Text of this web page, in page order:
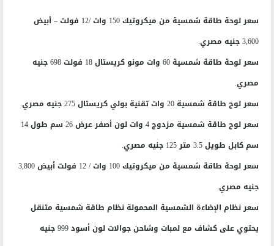
سعر لوحة طاقة شمسية من ميكروتيك 150 وات /12 فولت – أبيض
3,600 جنيه مصري.
سعر لوحة طاقة شمسية 60 وات مونو كريستال 18 فولت 698 جنيه
مصري.
سعر لوح طاقة شمسية 20 وات تقنية بولي كريستال 275 جنيه مصري.
سم كابل طويل 3.5 متر 125 جنيه مصري.
سعر لوحة طاقة شمسية من ميكروتيك 100 وات / 12 فولت أبيض 3,800
جنيه مصري.
سعر نظام الإضاءة الشمسية المحمولة نظام طاقة شمسية متنقل
يحتوي على كشاف مع لمبات وشاحن جوالات لون أسود 999 جنيه